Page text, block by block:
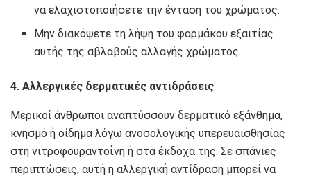
να ελαχιστοποιήσετε την ένταση του χρώματος.
Μην διακόψετε τη λήψη του φαρμάκου εξαιτίας
αυτής της αβλαβούς αλλαγής χρώματος.
4. Αλλεργικές δερματικές αντιδράσεις
Μερικοί άνθρωποι αναπτύσσουν δερματικό εξάνθημα,
κνησμό ή οίδημα λόγω ανοσολογικής υπερευαισθησίας
στη νιτροφουραντοΐνη ή στα έκδοχα της. Σε σπάνιες
περιπτώσεις, αυτή η αλλεργική αντίδραση μπορεί να